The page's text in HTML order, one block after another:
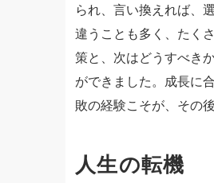
られ、言い換えれば、
違うことも多く、たく
策と、次はどうすべき
ができました。成長に
敗の経験こそが、その
人生の転機